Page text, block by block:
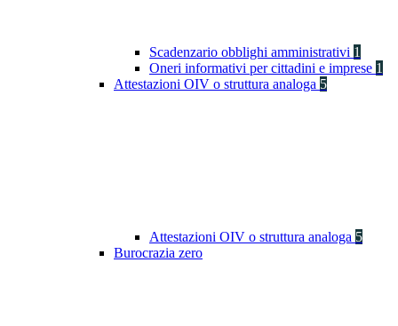
Scadenzario obblighi amministrativi 1
Oneri informativi per cittadini e imprese 1
Attestazioni OIV o struttura analoga 5
Attestazioni OIV o struttura analoga 5
Burocrazia zero